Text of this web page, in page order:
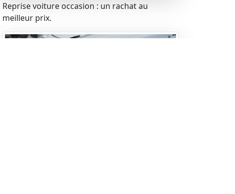
Reprise voiture occasion : un rachat au
meilleur prix.